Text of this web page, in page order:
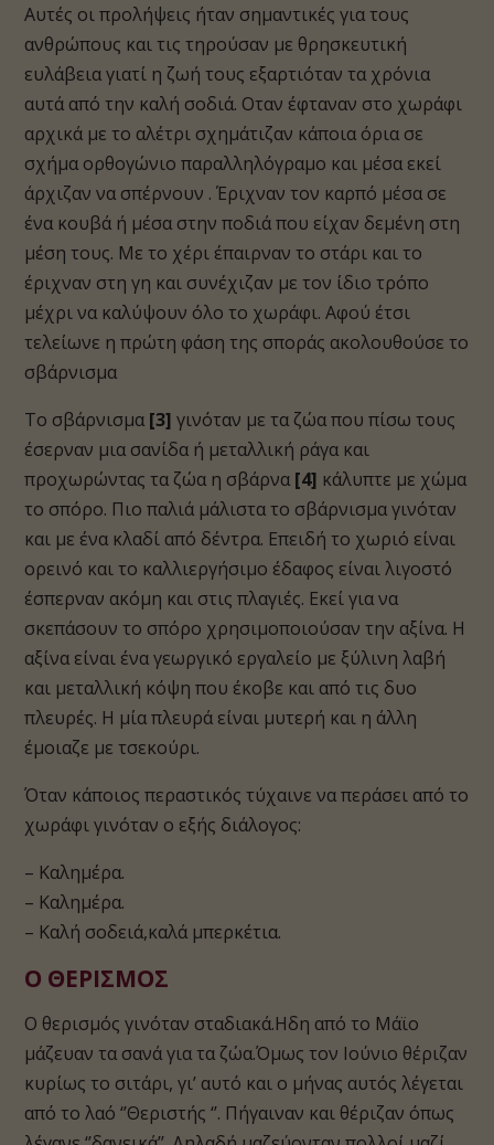
Αυτές οι προλήψεις ήταν σημαντικές για τους
ανθρώπους και τις τηρούσαν με θρησκευτική
ευλάβεια γιατί η ζωή τους εξαρτιόταν τα χρόνια
αυτά από την καλή σοδιά. Οταν έφταναν στο χωράφι
αρχικά με το αλέτρι σχημάτιζαν κάποια όρια σε
σχήμα ορθογώνιο παραλληλόγραμο και μέσα εκεί
άρχιζαν να σπέρνουν . Έριχναν τον καρπό μέσα σε
ένα κουβά ή μέσα στην ποδιά που είχαν δεμένη στη
μέση τους. Με το χέρι έπαιρναν το στάρι και το
έριχναν στη γη και συνέχιζαν με τον ίδιο τρόπο
μέχρι να καλύψουν όλο το χωράφι. Αφού έτσι
τελείωνε η πρώτη φάση της σποράς ακολουθούσε το
σβάρνισμα
Το σβάρνισμα [3] γινόταν με τα ζώα που πίσω τους
έσερναν μια σανίδα ή μεταλλική ράγα και
προχωρώντας τα ζώα η σβάρνα [4] κάλυπτε με χώμα
το σπόρο. Πιο παλιά μάλιστα το σβάρνισμα γινόταν
και με ένα κλαδί από δέντρα. Επειδή το χωριό είναι
ορεινό και το καλλιεργήσιμο έδαφος είναι λιγοστό
έσπερναν ακόμη και στις πλαγιές. Εκεί για να
σκεπάσουν το σπόρο χρησιμοποιούσαν την αξίνα. Η
αξίνα είναι ένα γεωργικό εργαλείο με ξύλινη λαβή
και μεταλλική κόψη που έκοβε και από τις δυο
πλευρές. Η μία πλευρά είναι μυτερή και η άλλη
έμοιαζε με τσεκούρι.
Όταν κάποιος περαστικός τύχαινε να περάσει από το
χωράφι γινόταν ο εξής διάλογος:
– Καλημέρα.
– Καλημέρα.
– Καλή σοδειά,καλά μπερκέτια.
Ο ΘΕΡΙΣΜΟΣ
Ο θερισμός γινόταν σταδιακά.Ηδη από το Μάϊο
μάζευαν τα σανά για τα ζώα.Όμως τον Ιούνιο θέριζαν
κυρίως το σιτάρι, γι’ αυτό και ο μήνας αυτός λέγεται
από το λαό ‘’Θεριστής ‘’. Πήγαιναν και θέριζαν όπως